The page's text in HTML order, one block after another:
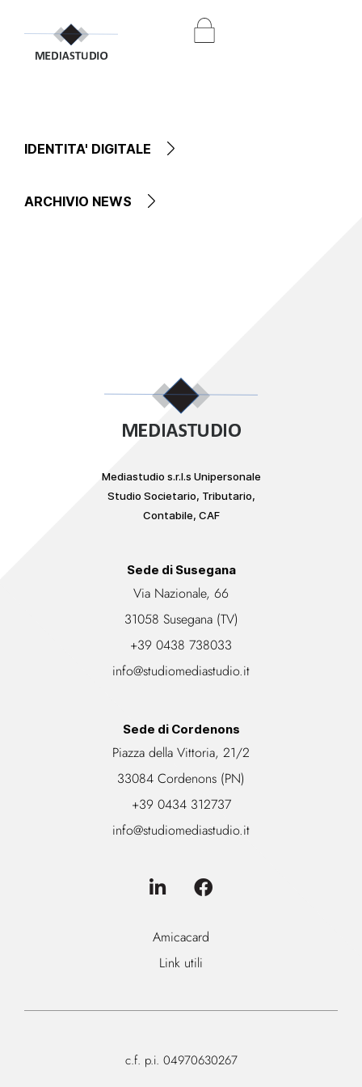
IDENTITA' DIGITALE
ARCHIVIO NEWS
Mediastudio s.r.l.s Unipersonale
Studio Societario, Tributario,
Contabile, CAF
Sede di Susegana
Via Nazionale, 66
31058 Susegana (TV)
+39 0438 738033
info@studiomediastudio.it
Sede di Cordenons
Piazza della Vittoria, 21/2
33084 Cordenons (PN)
+39 0434 312737
info@studiomediastudio.it
Amicacard
Link utili
c.f. p.i. 04970630267